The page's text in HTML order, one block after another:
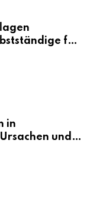
für
in
und